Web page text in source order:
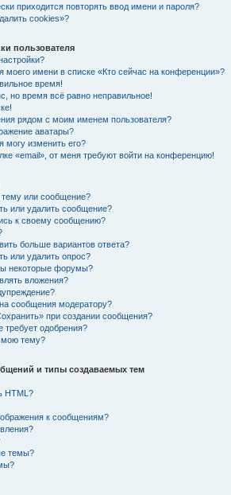
приходится повторять ввод имени и пароля?
cookies»?
пользователя
моего имени в списке «Кто сейчас на конференции»?
время!
но время всё равно неправильное!
рядом с моим именем пользователя?
аватары?
могу изменить его?
«email», от меня требуют войти на конференцию!
или сообщение?
или удалить сообщение?
к своему сообщению?
больше вариантов ответа?
или удалить опрос?
некоторые форумы?
вложения?
сообщения модератору?
при создании сообщения?
одобрения?
мою тему?
и типы создаваемых тем
HTML?
к сообщениям?
темы?